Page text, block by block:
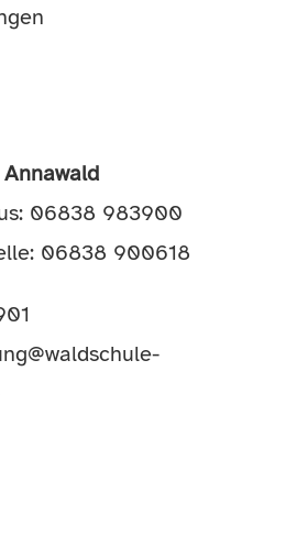
06838 983900
06838 900618